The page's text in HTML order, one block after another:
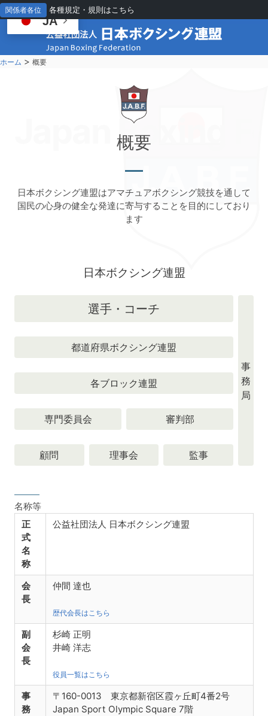
関係者各位 各種規定・規則はこちら
ホーム > 概要
Japan Boxing
概要
日本ボクシング連盟はアマチュアボクシング競技を通して
国民の心身の健全な発達に寄与することを目的にしており
ます
日本ボクシング連盟
選手・コーチ
都道府県ボクシング連盟
各ブロック連盟
専門委員会 審判部
顧問 理事会 監事
事
務
局
名称等
正
式
名
称
公益社団法人 日本ボクシング連盟
会
長
仲間 達也
歴代会長はこちら
副
会
長
杉崎 正明
井崎 洋志
役員一覧はこちら
事
務
〒160-0013 東京都新宿区霞ヶ丘町4番2号
Japan Sport Olympic Square 7階
JA